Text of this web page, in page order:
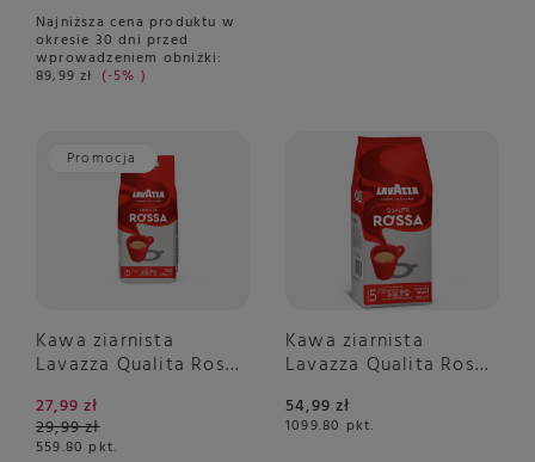
Najniższa cena produktu w
okresie 30 dni przed
wprowadzeniem obniżki:
89,99 zł -5%
Promocja
Kawa ziarnista
Lavazza Qualita Rossa
27,99 zł
559.80 pkt.
29,99 zł
Kawa ziarnista
Lavazza Qualita Rossa
54,99 zł
1099.80 pkt.